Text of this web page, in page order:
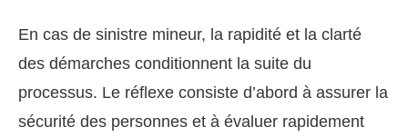
En cas de sinistre mineur, la rapidité et la clarté
des démarches conditionnent la suite du
processus. Le réflexe consiste d’abord à assurer la
sécurité des personnes et à évaluer rapidement